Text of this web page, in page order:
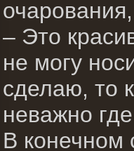
– Это
не могу
сделаю, то
неважно
В конечном